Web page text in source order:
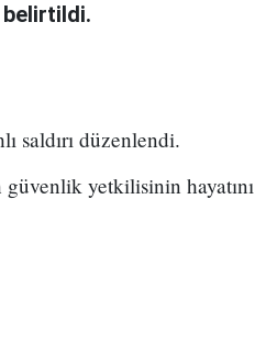
belirtildi.
saldırı düzenlendi.
yetkilisinin hayatını